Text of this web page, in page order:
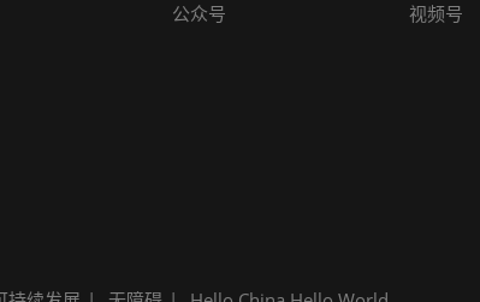
公众号 视频号